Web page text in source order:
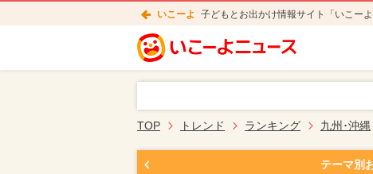
いこーよ 子どもとお出かけ情報サイト「いこー
TOP トレンド ランキング 九州･沖縄
テーマ別